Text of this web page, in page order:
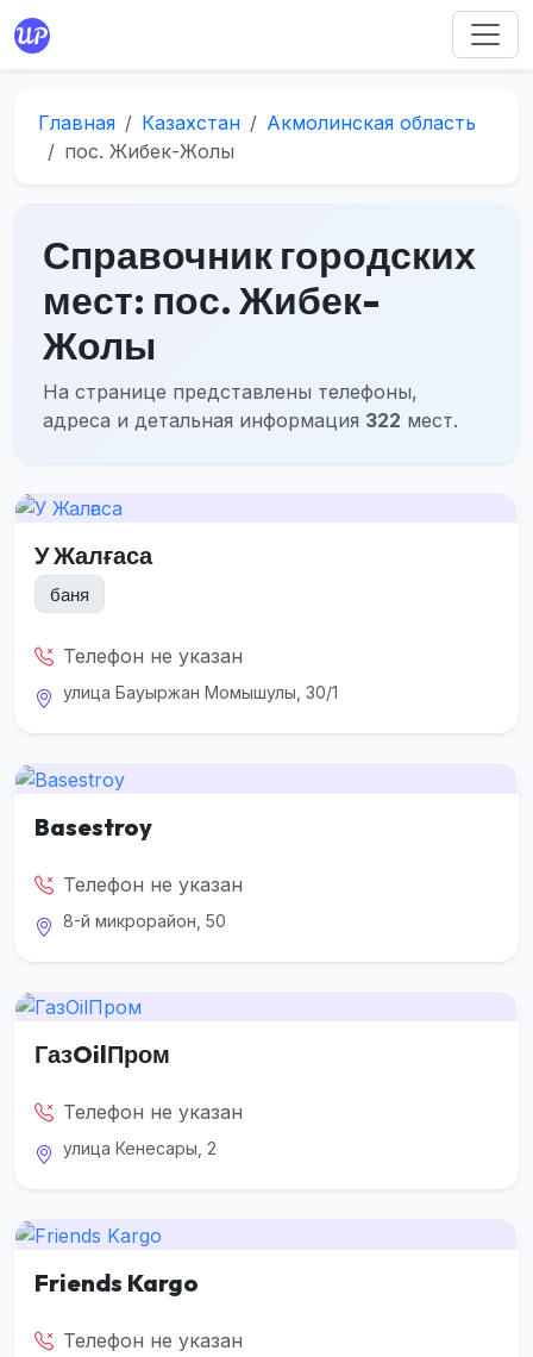
Главная Казахстан
Акмолинская область
пос. Жибек-Жолы
Справочник городских
мест: пос. Жибек-
Жолы
На странице представлены телефоны,
адреса и детальная информация 322 мест.
У Жалғаса
баня
Телефон не указан
улица Бауыржан Момышулы, 30/1
Basestroy
Телефон не указан
8-й микрорайон, 50
ГазOilПром
Телефон не указан
улица Кенесары, 2
Friends Kargo
Телефон не указан